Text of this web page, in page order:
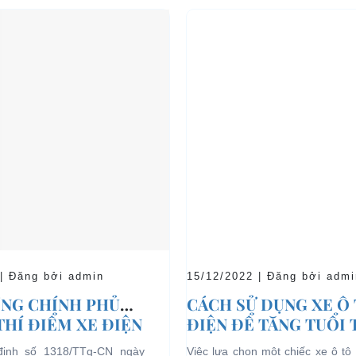
Đăng bởi admin
CHÍNH PHỦ
ĐIỂM XE ĐIỆN
KHÁCH DU
số 1318/TTg-CN ngày
15/12/2022 | Đăng bởi
CÁCH SỬ DỤNG XE Ô
ĐIỆN ĐỂ TĂNG TUỔI
CHO XE
Việc lựa chọn một chiếc xe ô tô